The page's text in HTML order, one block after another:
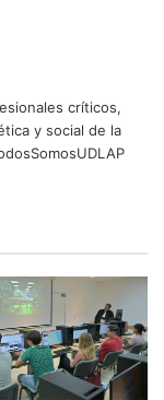
críticos,
y social de la